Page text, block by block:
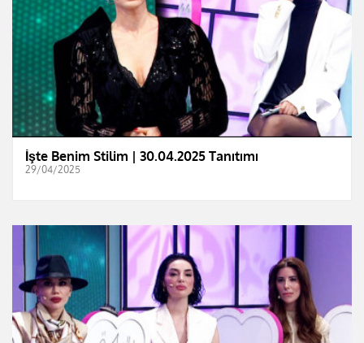
İşte Benim Stilim | 30.04.2025 Tanıtımı
29/04/2025